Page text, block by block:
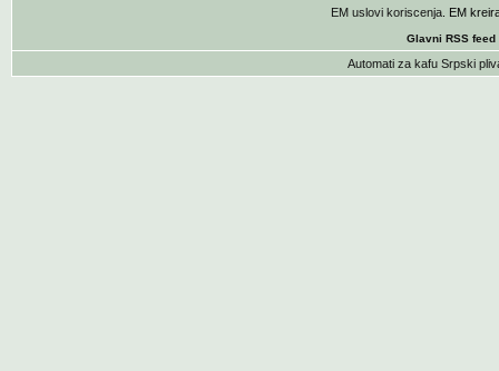
EM uslovi koriscenja . EM
Glavni RSS feed
Automati za kafu Srpski